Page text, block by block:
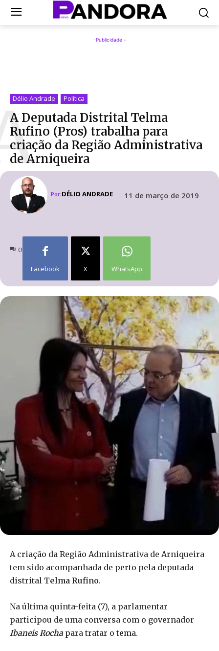
-Publicidade -
Délio Andrade Política
A Deputada Distrital Telma
Rufino (Pros) trabalha para
criação da Região Administrativa
de Arniqueira
Por:DÉLIO ANDRADE 11 de março de 2019
0
Facebook X WhatsApp
A criação da Região Administrativa de Arniqueira
tem sido acompanhada de perto pela deputada
distrital Telma Rufino.
Na última quinta-feita (7), a parlamentar
participou de uma conversa com o governador
Ibaneis Rocha para tratar o tema.